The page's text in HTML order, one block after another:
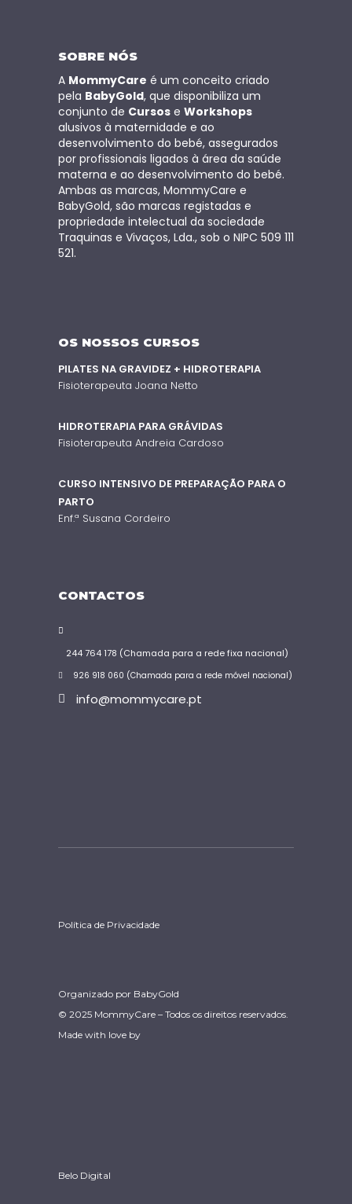
SOBRE NÓS
A MommyCare é um conceito criado
pela BabyGold, que disponibiliza um
conjunto de Cursos e Workshops
alusivos à maternidade e ao
desenvolvimento do bebé, assegurados
por profissionais ligados à área da saúde
materna e ao desenvolvimento do bebé.
Ambas as marcas, MommyCare e
BabyGold, são marcas registadas e
propriedade intelectual da sociedade
Traquinas e Vivaços, Lda., sob o NIPC 509 111
521.
OS NOSSOS CURSOS
PILATES NA GRAVIDEZ + HIDROTERAPIA
Fisioterapeuta Joana Netto
HIDROTERAPIA PARA GRÁVIDAS
Fisioterapeuta Andreia Cardoso
CURSO INTENSIVO DE PREPARAÇÃO PARA O
PARTO
Enf.ª Susana Cordeiro
CONTACTOS
244 764 178 (Chamada para a rede fixa nacional)
926 918 060 (Chamada para a rede móvel nacional)
info@mommycare.pt
Política de Privacidade
Organizado por BabyGold
© 2025 MommyCare – Todos os direitos reservados.
Made with love by
Belo Digital